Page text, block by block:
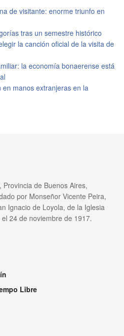
de visitante: enorme triunfo en
tras un semestre histórico
la canción oficial de la visita de
la economía bonaerense está
manos extranjeras en la
de Buenos Aires,
por Monseñor Vicente Peira,
Ignacio de Loyola, de la Iglesia
24 de noviembre de 1917.
Libre